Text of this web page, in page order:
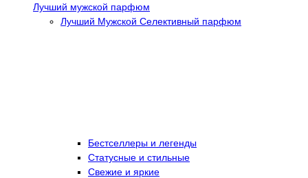
Лучший мужской парфюм
Лучший Мужской Селективный парфюм
Бестселлеры и легенды
Статусные и стильные
Свежие и яркие